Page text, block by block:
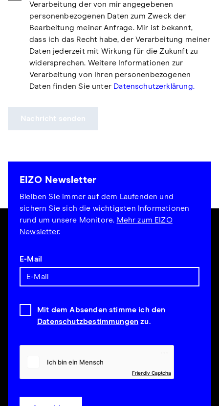
Verarbeitung der von mir angegebenen
personenbezogenen Daten zum Zweck der
Bearbeitung meiner Anfrage. Mir ist bekannt,
dass ich das Recht habe, der Verarbeitung meiner
Daten jederzeit mit Wirkung für die Zukunft zu
widersprechen. Weitere Informationen zur
Verarbeitung von Ihren personenbezogenen
Daten finden Sie unter Datenschutzerklärung.
Nachricht senden
EIZO Newsletter
Bleiben Sie immer auf dem Laufenden und
sichern Sie sich die wichtigsten Informationen
rund um unsere Monitore. Mehr zum EIZO
Newsletter.
E-Mail
Mit dem Absenden stimme ich den
Datenschutzbestimmungen zu.
Friendly Captcha